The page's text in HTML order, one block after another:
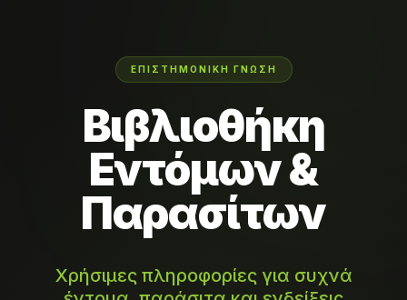
ΕΠΙΣΤΗΜΟΝΙΚΉ ΓΝΏΣΗ
Βιβλιοθήκη
Εντόμων &
Παρασίτων
Χρήσιμες πληροφορίες για συχνά